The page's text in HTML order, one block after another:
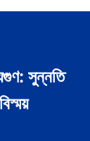
সুন্নতি